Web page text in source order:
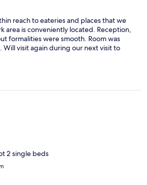
reach to eateries and places that we
area is conveniently located. Reception,
formalities were smooth. Room was
Will visit again during our next visit to
2 single beds